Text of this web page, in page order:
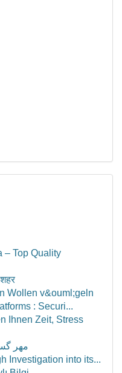
– Top Quality
Wollen v&ouml;geln
: Securi...
Ihnen Zeit, Stress
مهر
Investigation into its...